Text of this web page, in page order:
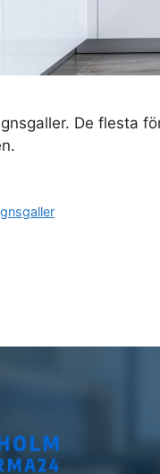
De flesta